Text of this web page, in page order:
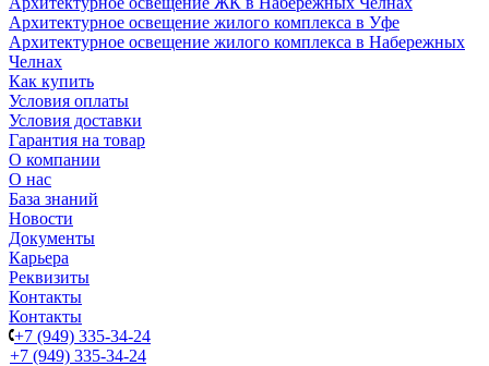
Архитектурное освещение жилого комплекса в Уфе
Архитектурное освещение жилого комплекса в Набережных
Челнах
Как купить
Условия оплаты
Условия доставки
Гарантия на товар
О компании
О нас
База знаний
Новости
Документы
Карьера
Реквизиты
Контакты
Контакты
+7 (949) 335-34-24
+7 (949) 335-34-24